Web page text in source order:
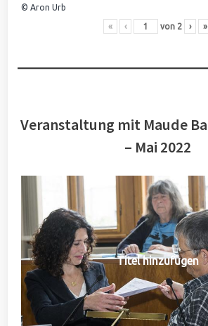
© Aron Urb
« ‹ von 2 › »
Veranstaltung mit Maude
– Mai 2022
Titel hinzufügen